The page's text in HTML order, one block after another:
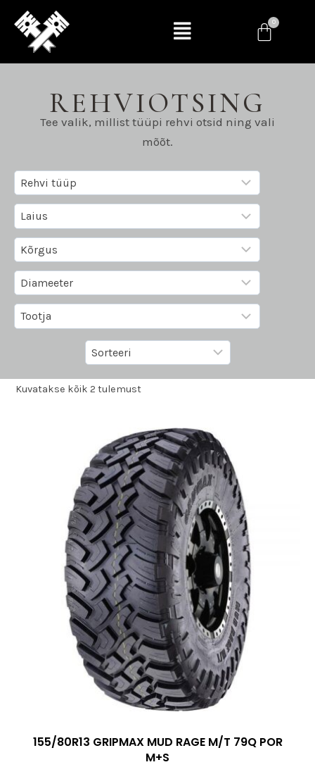
REHVIOTSING
Tee valik, millist tüüpi rehvi otsid ning vali
mõõt.
Kuvatakse kõik 2 tulemust
155/80R13 GRIPMAX MUD RAGE M/T 79Q POR
M+S